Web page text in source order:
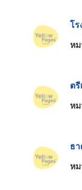
โ
ห
ต
ห
ธ
ห